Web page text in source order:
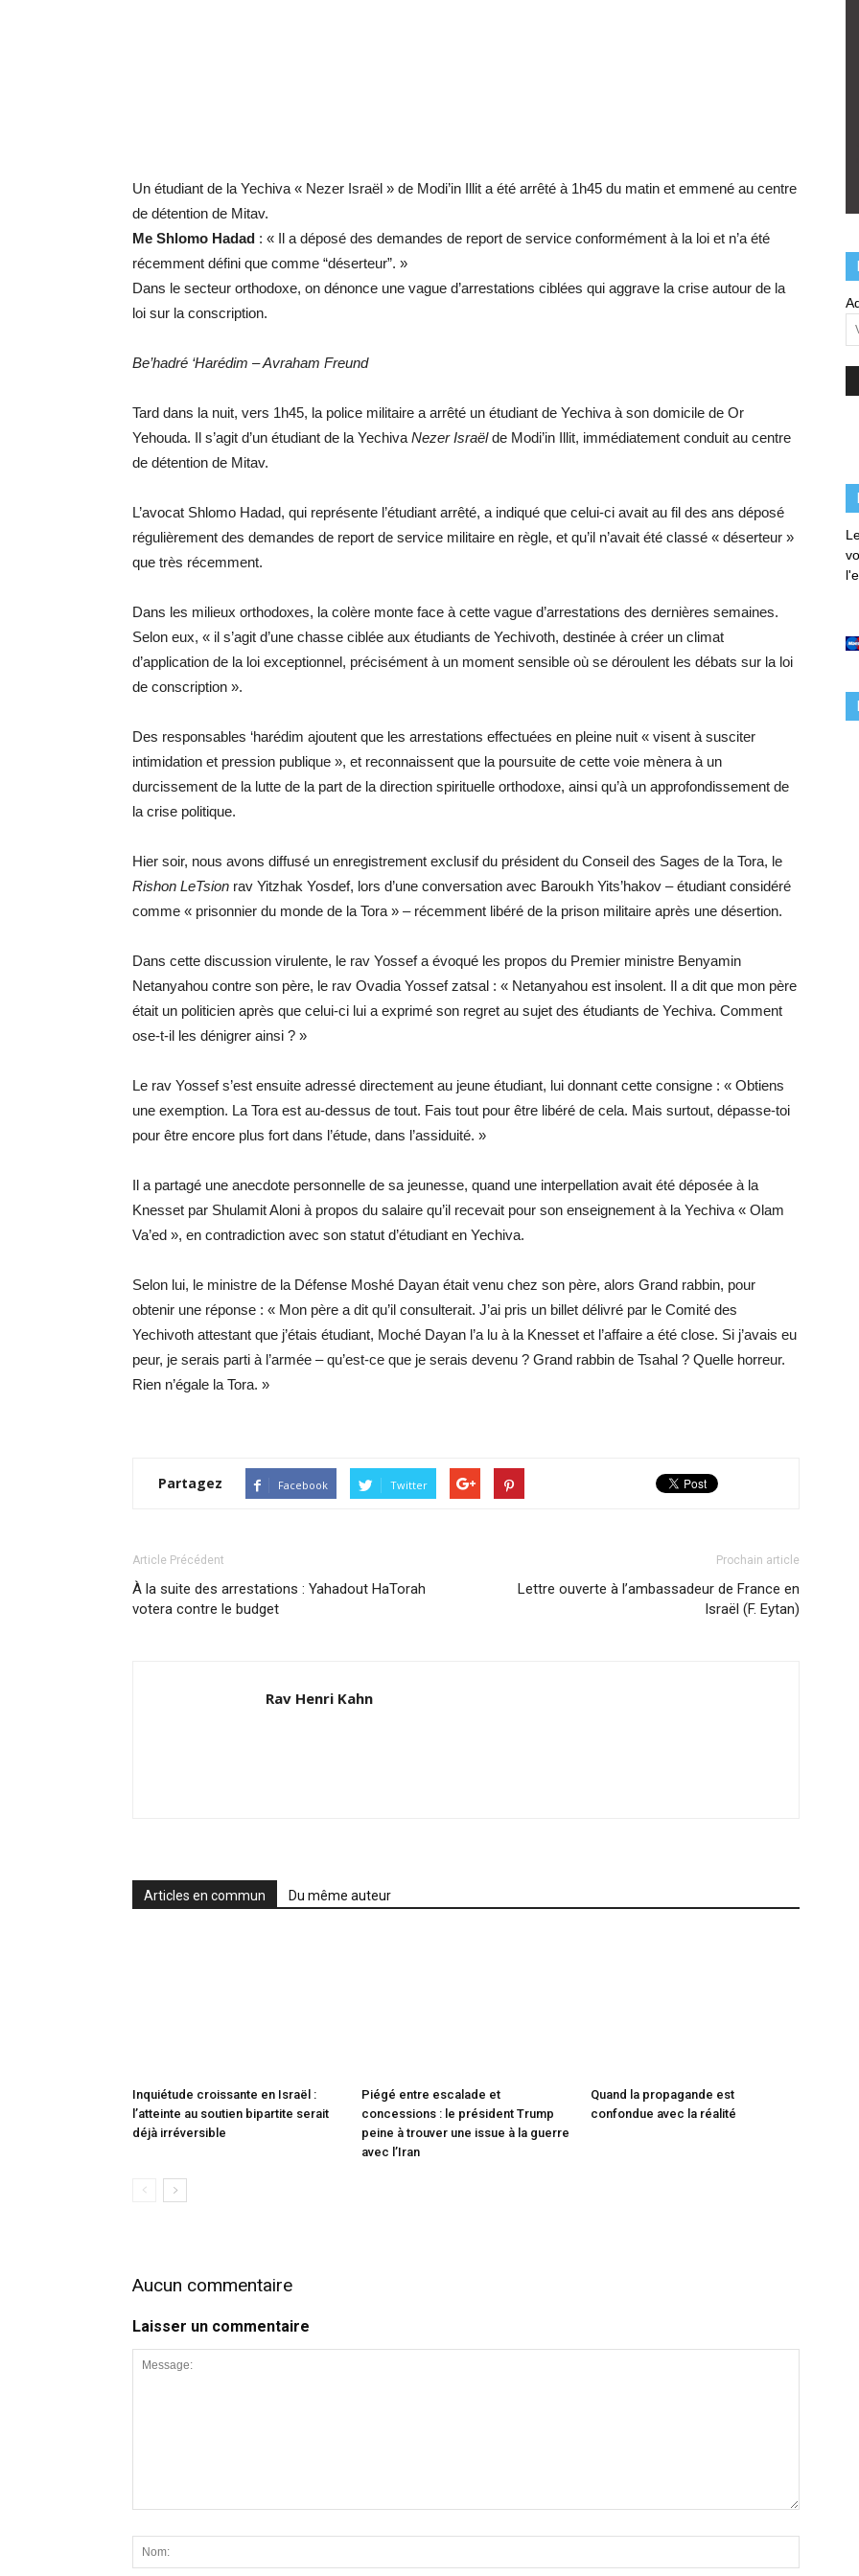
Un étudiant de la Yechiva « Nezer Israël » de Modi’in Illit a été arrêté à 1h45 du matin et emmené au centre
de détention de Mitav.
Me Shlomo Hadad : « Il a déposé des demandes de report de service conformément à la loi et n’a été
récemment défini que comme “déserteur”. »
Dans le secteur orthodoxe, on dénonce une vague d’arrestations ciblées qui aggrave la crise autour de la
loi sur la conscription.
Be’hadré ‘Harédim – Avraham Freund
Tard dans la nuit, vers 1h45, la police militaire a arrêté un étudiant de Yechiva à son domicile de Or
Yehouda. Il s’agit d’un étudiant de la Yechiva Nezer Israëlde Modi’in Illit, immédiatement conduit au centre
de détention de Mitav.
L’avocat Shlomo Hadad, qui représente l’étudiant arrêté, a indiqué que celui-ci avait au fil des ans déposé
régulièrement des demandes de report de service militaire en règle, et qu’il n’avait été classé « déserteur »
que très récemment.
Dans les milieux orthodoxes, la colère monte face à cette vague d’arrestations des dernières semaines.
Selon eux, « il s’agit d’une chasse ciblée aux étudiants de Yechivoth, destinée à créer un climat
d’application de la loi exceptionnel, précisément à un moment sensible où se déroulent les débats sur la loi
de conscription ».
Des responsables ‘harédim ajoutent que les arrestations effectuées en pleine nuit « visent à susciter
intimidation et pression publique », et reconnaissent que la poursuite de cette voie mènera à un
durcissement de la lutte de la part de la direction spirituelle orthodoxe, ainsi qu’à un approfondissement de
la crise politique.
Hier soir, nous avons diffusé un enregistrement exclusif du président du Conseil des Sages de la Tora, le
Rishon LeTsion rav Yitzhak Yosdef, lors d’une conversation avec Baroukh Yits’hakov – étudiant considéré
comme « prisonnier du monde de la Tora » – récemment libéré de la prison militaire après une désertion.
Dans cette discussion virulente, le rav Yossef a évoqué les propos du Premier ministre Benyamin
Netanyahou contre son père, le rav Ovadia Yossef zatsal : « Netanyahou est insolent. Il a dit que mon père
était un politicien après que celui-ci lui a exprimé son regret au sujet des étudiants de Yechiva. Comment
ose-t-il les dénigrer ainsi ? »
Le rav Yossef s’est ensuite adressé directement au jeune étudiant, lui donnant cette consigne : « Obtiens
une exemption. La Tora est au-dessus de tout. Fais tout pour être libéré de cela. Mais surtout, dépasse-toi
pour être encore plus fort dans l’étude, dans l’assiduité. »
Il a partagé une anecdote personnelle de sa jeunesse, quand une interpellation avait été déposée à la
Knesset par Shulamit Aloni à propos du salaire qu’il recevait pour son enseignement à la Yechiva « Olam
Va’ed », en contradiction avec son statut d’étudiant en Yechiva.
Selon lui, le ministre de la Défense Moshé Dayan était venu chez son père, alors Grand rabbin, pour
obtenir une réponse : « Mon père a dit qu’il consulterait. J’ai pris un billet délivré par le Comité des
Yechivoth attestant que j’étais étudiant, Moché Dayan l’a lu à la Knesset et l’affaire a été close. Si j’avais eu
peur, je serais parti à l’armée – qu’est-ce que je serais devenu ? Grand rabbin de Tsahal ? Quelle horreur.
Rien n’égale la Tora. »
Partagez Facebook Twitter
Article Précédent
À la suite des arrestations : Yahadout HaTorah
votera contre le budget
Prochain article
Lettre ouverte à l’ambassadeur de France en
Israël (F. Eytan)
Rav Henri Kahn
Articles en commun Du même auteur
Inquiétude croissante en Israël :
l’atteinte au soutien bipartite serait
déjà irréversible
Piégé entre escalade et
concessions : le président Trump
peine à trouver une issue à la guerre
avec l’Iran
Quand la propagande est
confondue avec la réalité
Aucun commentaire
Laisser un commentaire